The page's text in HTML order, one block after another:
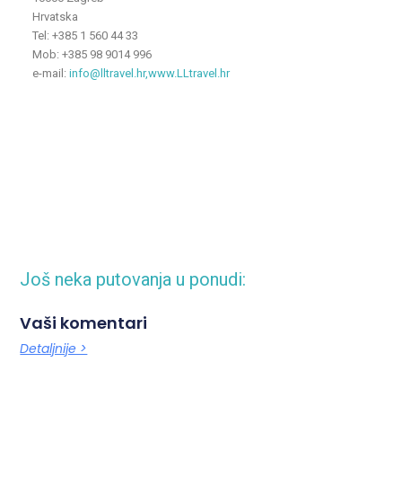
Hrvatska
Tel: +385 1 560 44 33
Mob: +385 98 9014 996
e-mail: info@lltravel.hr,www.LLtravel.hr
Još neka putovanja u ponudi:
Vaši komentari
Detaljnije >